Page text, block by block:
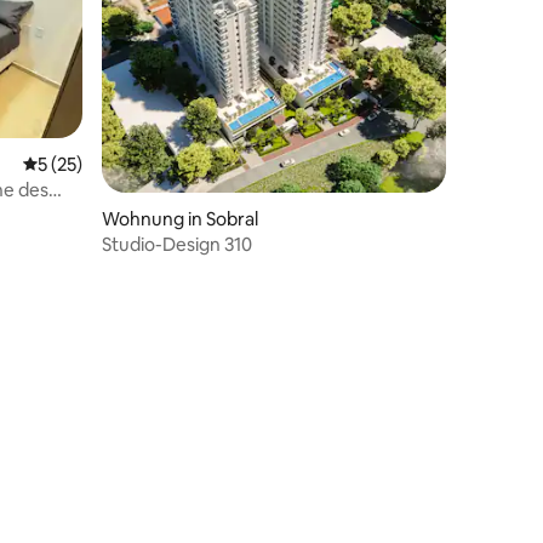
Durchschnittliche Bewertung: 5 von 5, 25 Bewertungen
5 (25)
des
Wohnung in Sobral
Studio-Design 310